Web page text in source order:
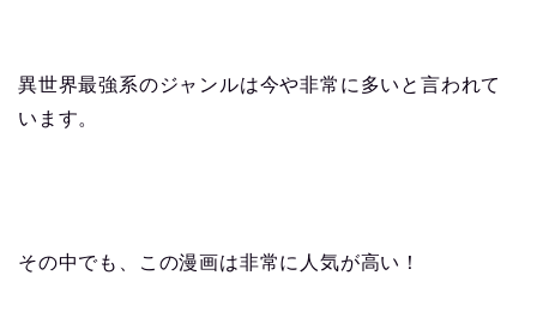
異世界最強系のジャンルは今や非常に多いと言われて
います。
その中でも、この漫画は非常に人気が高い！